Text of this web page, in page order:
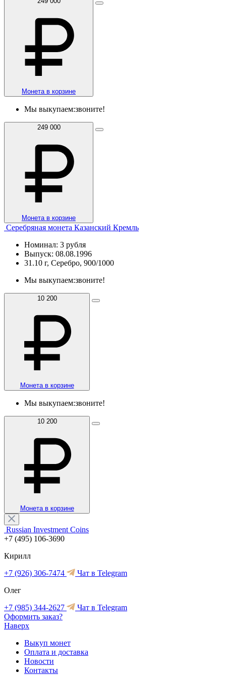
Монета в корзине
Мы выкупаем:звоните!
249 000
Монета в корзине
Серебряная монета Казанский Кремль
Номинал: 3 рубля
Выпуск: 08.08.1996
31.10 г, Серебро, 900/1000
Мы выкупаем:звоните!
10 200
Монета в корзине
Мы выкупаем:звоните!
10 200
Монета в корзине
Russian Investment Coins
+7 (495) 106-3690
Кирилл
+7 (926) 306-7474
Чат в Telegram
Олег
+7 (985) 344-2627
Чат в Telegram
Оформить заказ?
Наверх
Выкуп монет
Оплата и доставка
Новости
Контакты